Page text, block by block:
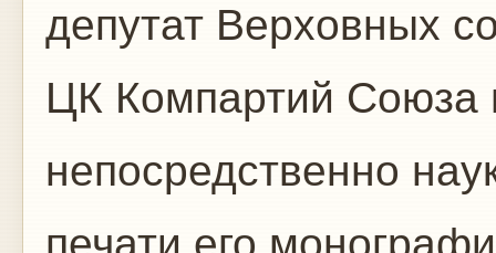
депутат Верховных
ЦК Компартий Союза
непосредственно